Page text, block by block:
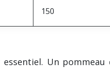
150
Un pommeau